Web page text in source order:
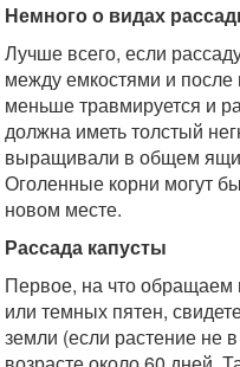
Немного о видах
Лучше всего, если
между емкостями и после
меньше травмируется и
должна иметь толстый
выращивали в общем
Оголенные корни могут
новом месте.
Рассада капусты
Первое, на что обращаем
или темных пятен,
земли (если растение не